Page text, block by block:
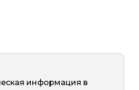
информация в